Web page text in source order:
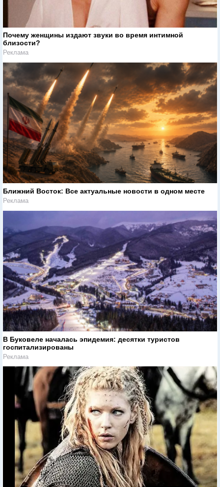
Почему женщины издают звуки во время интимной
близости?
Реклама
Ближний Восток: Все актуальные новости в одном месте
Реклама
В Буковеле началась эпидемия: десятки туристов
госпитализированы
Реклама